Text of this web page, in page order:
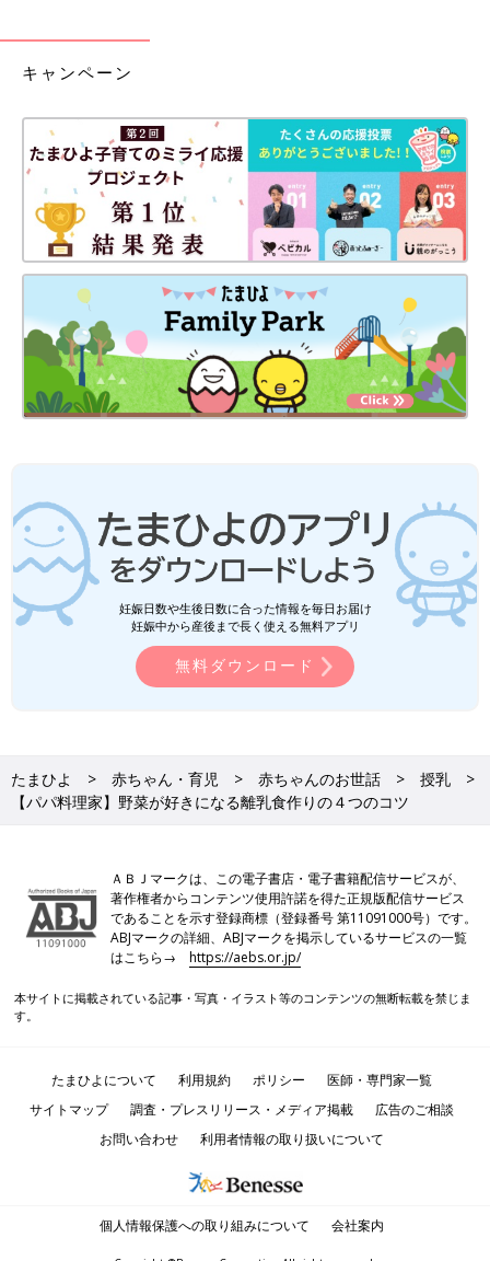
キャンペーン
妊娠日数や生後日数に合った情報を毎日お届け
妊娠中から産後まで長く使える無料アプリ
無料ダウンロード
たまひよ 赤ちゃん・育児 赤ちゃんのお世話
授乳
【パパ料理家】野菜が好きになる離乳食作りの４つのコツ
ＡＢＪマークは、この電子書店・電子書籍配信サービスが、
著作権者からコンテンツ使用許諾を得た正規版配信サービス
であることを示す登録商標（登録番号 第11091000号）です。
ABJマークの詳細、ABJマークを掲示しているサービスの一覧
はこちら→https://aebs.or.jp/
本サイトに掲載されている記事・写真・イラスト等のコンテンツの無断転載を禁じま
す。
たまひよについて 利用規約 ポリシー
医師・専門家一覧
サイトマップ
調査・プレスリリース・メディア掲載
広告のご相談
お問い合わせ
利用者情報の取り扱いについて
個人情報保護への取り組みについて 会社案内